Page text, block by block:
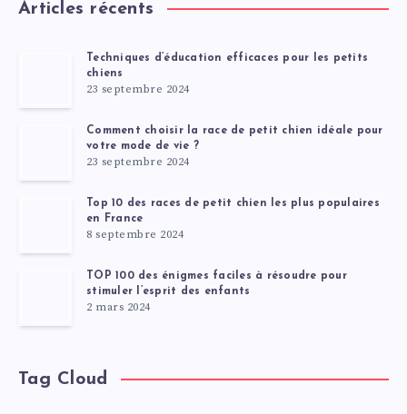
Articles récents
Techniques d’éducation efficaces pour les petits
chiens
23 septembre 2024
Comment choisir la race de petit chien idéale pour
votre mode de vie ?
23 septembre 2024
Top 10 des races de petit chien les plus populaires
en France
8 septembre 2024
TOP 100 des énigmes faciles à résoudre pour
stimuler l’esprit des enfants
2 mars 2024
Tag Cloud